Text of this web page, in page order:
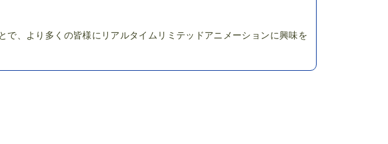
で、より多くの皆様にリアルタイムリミテッドアニメーションに興味を